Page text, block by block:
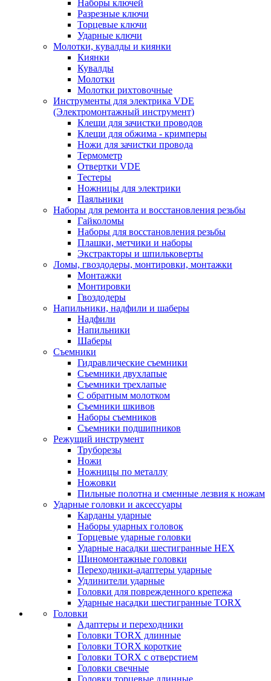
Наборы ключей
Разрезные ключи
Торцевые ключи
Ударные ключи
Молотки, кувалды и киянки
Киянки
Кувалды
Молотки
Молотки рихтовочные
Инструменты для электрика VDE
(Электромонтажный инструмент)
Клещи для зачистки проводов
Клещи для обжима - кримперы
Ножи для зачистки провода
Термометр
Отвертки VDE
Тестеры
Ножницы для электрики
Паяльники
Наборы для ремонта и восстановления резьбы
Гайколомы
Наборы для восстановления резьбы
Плашки, метчики и наборы
Экстракторы и шпильковерты
Ломы, гвоздодеры, монтировки, монтажки
Монтажки
Монтировки
Гвоздодеры
Напильники, надфили и шаберы
Надфили
Напильники
Шаберы
Съемники
Гидравлические съемники
Съемники двухлапые
Съемники трехлапые
С обратным молотком
Съемники шкивов
Наборы съемников
Съемники подшипников
Режущий инструмент
Труборезы
Ножи
Ножницы по металлу
Ножовки
Пильные полотна и сменные лезвия к ножам
Ударные головки и аксессуары
Карданы ударные
Наборы ударных головок
Торцевые ударные головки
Ударные насадки шестигранные HEX
Шиномонтажные головки
Переходники-адаптеры ударные
Удлинители ударные
Головки для поврежденного крепежа
Ударные насадки шестигранные TORX
Головки
Адаптеры и переходники
Головки TORX длинные
Головки TORX короткие
Головки TORX с отверстием
Головки свечные
Головки торцевые длинные